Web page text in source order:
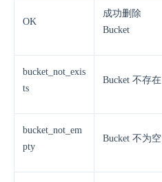
OK
成功删除
Bucket
bucket_not_exis
ts
Bucket 不存在
bucket_not_em
pty
Bucket 不为空